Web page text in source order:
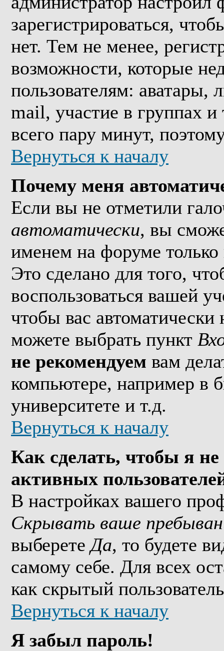
зарегистрироваться,
нет. Тем не менее,
возможности, которые
пользователям: аватары,
mail, участие в группах и
всего пару минут,
Вернуться к началу
Почему меня
Если вы не отметили
автоматически, вы
именем на форуме только
Это сделано для того,
воспользоваться вашей
чтобы вас
можете выбрать пункт
не рекомендуем вам
компьютере, например в
университете и т.д.
Вернуться к началу
Как сделать, чтобы я
активных
В настройках вашего
Скрывать ваше
выберетеДа, то будете
самому себе. Для всех
как скрытый
Вернуться к началу
Я забыл пароль!